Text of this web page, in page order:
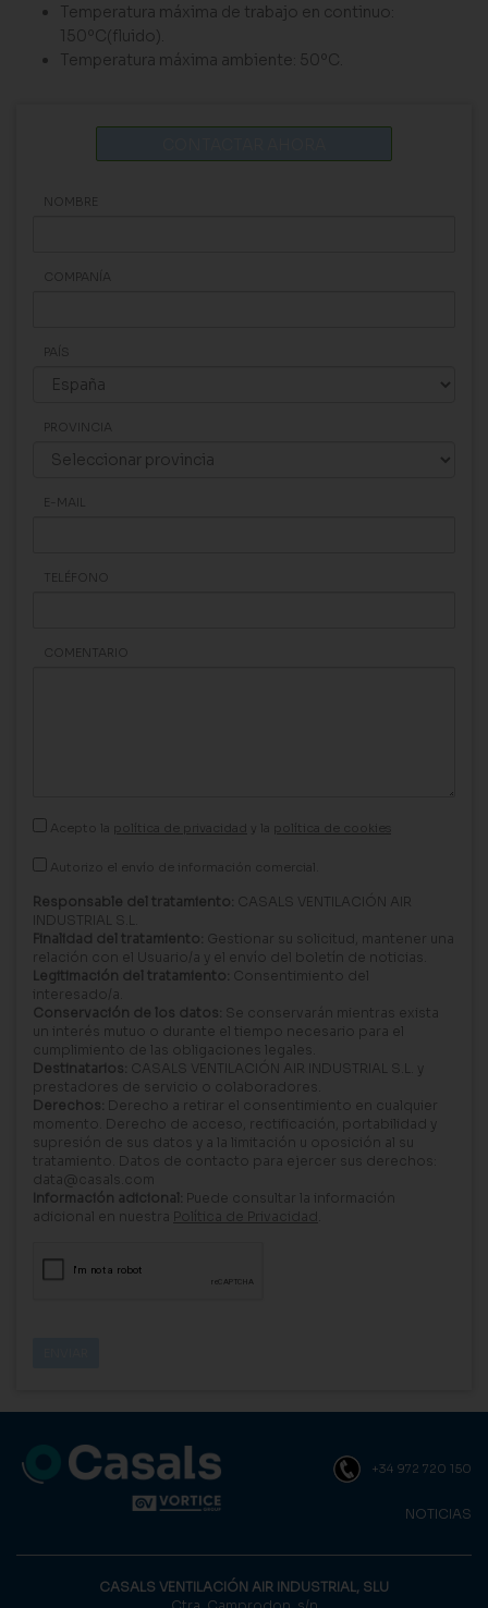
Temperatura máxima de trabajo en continuo:
150ºC(fluido).
Temperatura máxima ambiente: 50ºC.
NOMBRE
COMPANÍA
PAÍS
PROVINCIA
E-MAIL
TELÉFONO
COMENTARIO
Acepto la política de privacidad y la política de cookies
Autorizo el envío de información comercial.
Responsable del tratamiento: CASALS VENTILACIÓN AIR
INDUSTRIAL S.L.
Finalidad del tratamiento: Gestionar su solicitud, mantener una
relación con el Usuario/a y el envío del boletín de noticias.
Legitimación del tratamiento: Consentimiento del
interesado/a.
Conservación de los datos: Se conservarán mientras exista
un interés mutuo o durante el tiempo necesario para el
cumplimiento de las obligaciones legales.
Destinatarios: CASALS VENTILACIÓN AIR INDUSTRIAL S.L. y
prestadores de servicio o colaboradores.
Derechos: Derecho a retirar el consentimiento en cualquier
momento. Derecho de acceso, rectificación, portabilidad y
supresión de sus datos y a la limitación u oposición al su
tratamiento. Datos de contacto para ejercer sus derechos:
data@casals.com
Información adicional: Puede consultar la información
adicional en nuestra Política de Privacidad
+34 972 720 150
NOTICIAS
CASALS VENTILACIÓN AIR INDUSTRIAL, SLU